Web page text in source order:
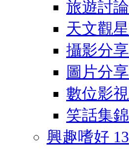
旅遊討論
天文觀星
攝影分享
圖片分享
數位影視
笑話集錦
興趣嗜好 13